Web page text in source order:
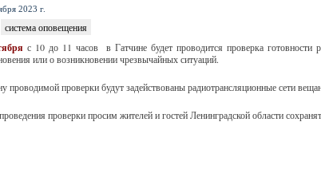
2023 г.
система оповещения
с 10 до 11 часов в Гатчине будет проводится проверка готовности
или о возникновении чрезвычайных ситуаций.
проводимой проверки будут задействованы радиотрансляционные сети
проверки просим жителей и гостей Ленинградской области